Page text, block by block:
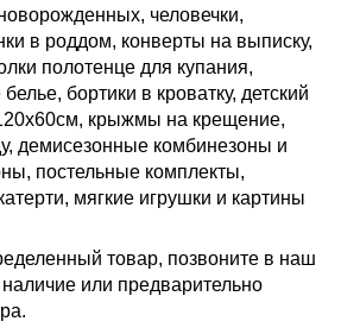
человечки,
в роддом, конверты на выписку,
полотенце для купания,
бортики в кроватку, детский
крыжмы на крещение,
демисезонные комбинезоны и
постельные комплекты,
мягкие игрушки и картины
товар, позвоните в наш
наличие или предварительно